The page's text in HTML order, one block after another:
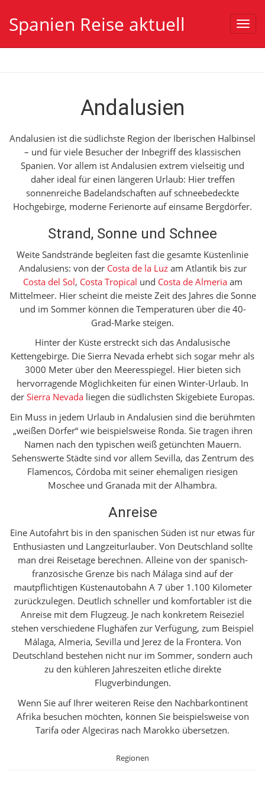
Spanien Reise aktuell
Andalusien
Andalusien ist die südlichste Region der Iberischen Halbinsel
– und für viele Besucher der Inbegriff des klassischen
Spanien. Vor allem ist Andalusien extrem vielseitig und
daher ideal für einen längeren Urlaub: Hier treffen
sonnenreiche Badelandschaften auf schneebedeckte
Hochgebirge, moderne Ferienorte auf einsame Bergdörfer.
Strand, Sonne und Schnee
Weite Sandstrände begleiten fast die gesamte Küstenlinie
Andalusiens: von der Costa de la Luzam Atlantik bis zur
Costa del Sol, Costa Tropical und Costa de Almeriaam
Mittelmeer. Hier scheint die meiste Zeit des Jahres die Sonne
und im Sommer können die Temperaturen über die 40-
Grad-Marke steigen.
Hinter der Küste erstreckt sich das Andalusische
Kettengebirge. Die Sierra Nevada erhebt sich sogar mehr als
3000 Meter über den Meeresspiegel. Hier bieten sich
hervorragende Möglichkeiten für einen Winter-Urlaub. In
der Sierra Nevadaliegen die südlichsten Skigebiete Europas.
Ein Muss in jedem Urlaub in Andalusien sind die berühmten
„weißen Dörfer“ wie beispielsweise Ronda. Sie tragen ihren
Namen nach den typischen weiß getünchten Mauern.
Sehenswerte Städte sind vor allem Sevilla, das Zentrum des
Flamencos, Córdoba mit seiner ehemaligen riesigen
Moschee und Granada mit der Alhambra.
Anreise
Eine Autofahrt bis in den spanischen Süden ist nur etwas für
Enthusiasten und Langzeiturlauber. Von Deutschland sollte
man drei Reisetage berechnen. Alleine von der spanisch-
französische Grenze bis nach Málaga sind auf der
mautpflichtigen Küstenautobahn A 7 über 1.100 Kilometer
zurückzulegen. Deutlich schneller und komfortabler ist die
Anreise mit dem Flugzeug. Je nach konkretem Reiseziel
stehen verschiedene Flughäfen zur Verfügung, zum Beispiel
Málaga, Almeria, Sevilla und Jerez de la Frontera. Von
Deutschland bestehen nicht nur im Sommer, sondern auch
zu den kühleren Jahreszeiten etliche direkte
Flugverbindungen.
Wenn Sie auf Ihrer weiteren Reise den Nachbarkontinent
Afrika besuchen möchten, können Sie beispielsweise von
Tarifa oder Algeciras nach Marokko übersetzen.
Regionen